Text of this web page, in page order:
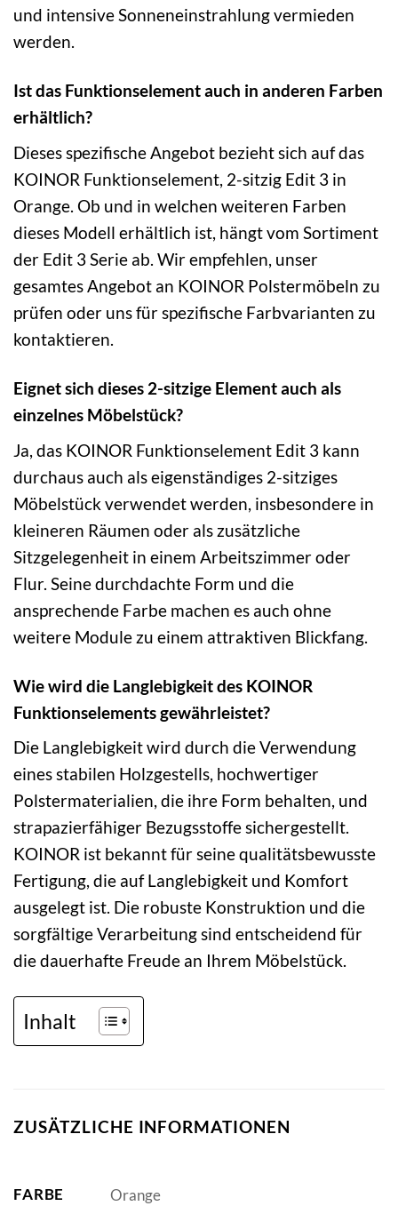
und intensive Sonneneinstrahlung vermieden
werden.
Ist das Funktionselement auch in anderen Farben
erhältlich?
Dieses spezifische Angebot bezieht sich auf das
KOINOR Funktionselement, 2-sitzig Edit 3 in
Orange. Ob und in welchen weiteren Farben
dieses Modell erhältlich ist, hängt vom Sortiment
der Edit 3 Serie ab. Wir empfehlen, unser
gesamtes Angebot an KOINOR Polstermöbeln zu
prüfen oder uns für spezifische Farbvarianten zu
kontaktieren.
Eignet sich dieses 2-sitzige Element auch als
einzelnes Möbelstück?
Ja, das KOINOR Funktionselement Edit 3 kann
durchaus auch als eigenständiges 2-sitziges
Möbelstück verwendet werden, insbesondere in
kleineren Räumen oder als zusätzliche
Sitzgelegenheit in einem Arbeitszimmer oder
Flur. Seine durchdachte Form und die
ansprechende Farbe machen es auch ohne
weitere Module zu einem attraktiven Blickfang.
Wie wird die Langlebigkeit des KOINOR
Funktionselements gewährleistet?
Die Langlebigkeit wird durch die Verwendung
eines stabilen Holzgestells, hochwertiger
Polstermaterialien, die ihre Form behalten, und
strapazierfähiger Bezugsstoffe sichergestellt.
KOINOR ist bekannt für seine qualitätsbewusste
Fertigung, die auf Langlebigkeit und Komfort
ausgelegt ist. Die robuste Konstruktion und die
sorgfältige Verarbeitung sind entscheidend für
die dauerhafte Freude an Ihrem Möbelstück.
Inhalt
ZUSÄTZLICHE INFORMATIONEN
FARBE Orange